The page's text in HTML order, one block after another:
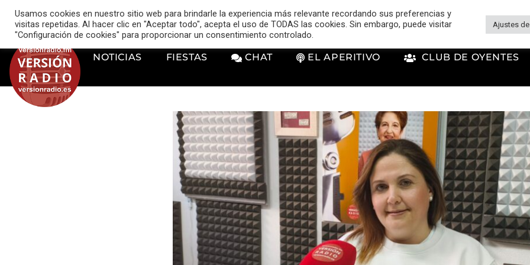
music_note VERSIÓN RADIO
NOTICIAS FIESTAS CHAT EL APERITIVO CLUB DE OYENTES
Usamos cookies en nuestro sitio web para brindarle la experiencia más relevante recordando sus preferencias y
visitas repetidas. Al hacer clic en "Aceptar todo", acepta el uso de TODAS las cookies. Sin embargo, puede visitar
"Configuración de cookies" para proporcionar un consentimiento controlado.
Ajustes